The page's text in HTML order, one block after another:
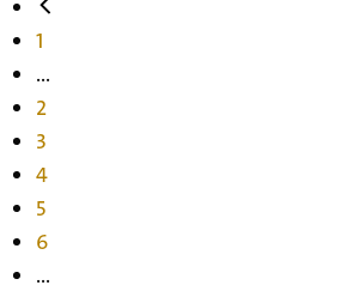
1
...
2
3
4
5
6
...